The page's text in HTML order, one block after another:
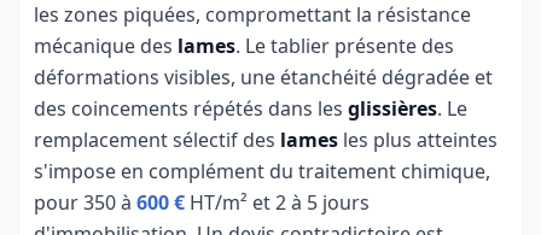
les zones piquées, compromettant la résistance
mécanique des lames. Le tablier présente des
déformations visibles, une étanchéité dégradée et
des coincements répétés dans les glissières. Le
remplacement sélectif des lames les plus atteintes
s'impose en complément du traitement chimique,
pour 350 à 600 € HT/m² et 2 à 5 jours